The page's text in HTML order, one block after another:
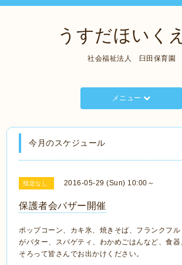
うすだほいく
社会福祉法人 臼田保育園
メニュー
今月のスケジュール
指定なし 2016-05-29 (Sun) 10:00～
保護者会バザー開催
ポップコーン、カキ氷、焼きそば、フランクフ
がバター、スパゲティ、わかめごはんなど、食
そろって皆さんでお出かけください。